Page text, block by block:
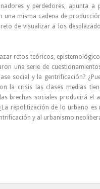
y perdedores, apunta
una misma cadena de
de visualizar a los
retos teóricos,
una serie de
social y la gentrificación?
la crisis las clases medias
brechas sociales producirá el
repolitización de lo urbano
y al urbanismo